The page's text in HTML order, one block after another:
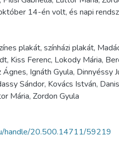
14-én volt, és napi
plakát, színházi plakát,
Kiss Ferenc, Lokody Mária,
Ignáth Gyula, Dinnyéssy
Sándor, Kovács István,
Mária, Zordon Gyula
handle/20.500.14711/59219